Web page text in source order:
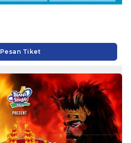
Pesan Tiket